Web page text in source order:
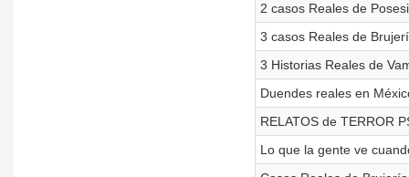
2 casos Reales de
3 casos Reales de
3 Historias Reales de
Duendes reales en
RELATOS de TERROR
Lo que la gente ve